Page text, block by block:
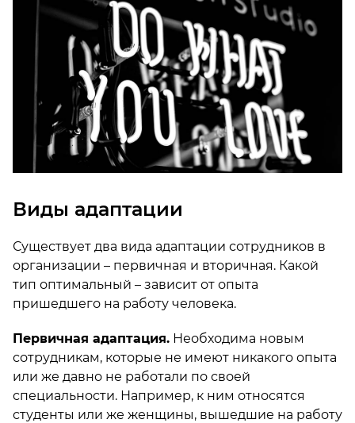
Виды адаптации
Существует два вида адаптации сотрудников в
организации – первичная и вторичная. Какой
тип оптимальный – зависит от опыта
пришедшего на работу человека.
Первичная адаптация. Необходима новым
сотрудникам, которые не имеют никакого опыта
или же давно не работали по своей
специальности. Например, к ним относятся
студенты или же женщины, вышедшие на работу